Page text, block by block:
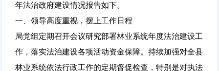
年法治政府建设情况报告如下。
一、领导高度重视，摆上工作日程
局党组定期召开会议研究部署林业系统年度法治建设工
作，落实法治建设各项活动资金保障。持续加强对全县
林业系统依法行政工作的定期督促检查，特别是对执法